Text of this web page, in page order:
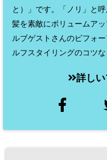
と）」です。「ノリ」と
髪を素敵にボリュームア
ルブゲストさんのビフォ
ルフスタイリングのコツな
詳し